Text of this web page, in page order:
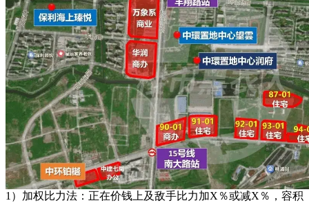
1）加权比力法：正在价钱上及敌手比力加X％或减X％，容积